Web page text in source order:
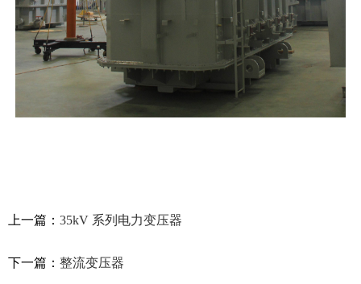
上一篇： 35kV 系列电力变压器
下一篇： 整流变压器